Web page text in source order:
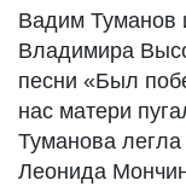
Вадим Туманов
Владимира
песни «Был
нас матери
Туманова легла
Леонида